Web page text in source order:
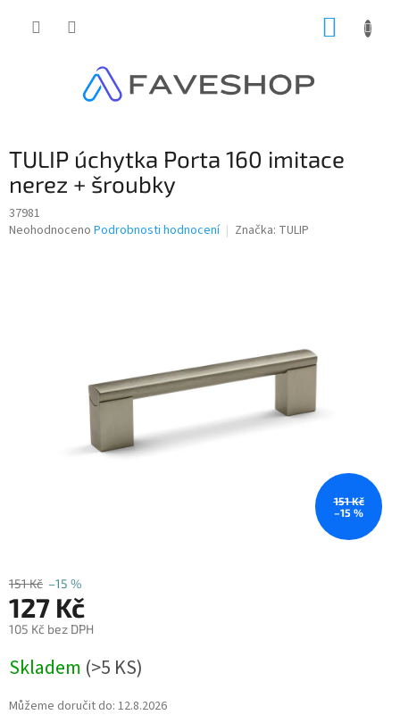
TULIP úchytka Porta 160 imitace
nerez + šroubky
37981
Průměrné
Neohodnoceno Podrobnosti hodnocení Značka: TULIP
151 Kč
–15 %
151 Kč –15 %
127 Kč
105 Kč bez DPH
cena:
Skladem (>5 KS)
Můžeme doručit do: 12.8.2026